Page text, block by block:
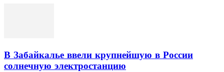
В Забайкалье ввели крупнейшую в России
солнечную электростанцию